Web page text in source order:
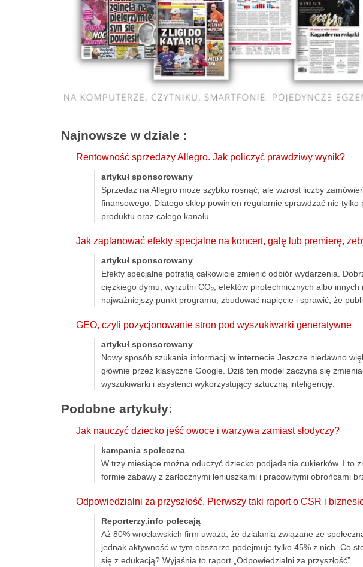
Najnowsze w dziale :
Rentowność sprzedaży Allegro. Jak policzyć prawdziwy wynik?
artykuł sponsorowany
Sprzedaż na Allegro może szybko rosnąć, ale wzrost liczby
finansowego. Dlatego sklep powinien regularnie sprawdzać nie
produktu oraz całego kanału.
Jak zaplanować efekty specjalne na koncert, galę lub premierę,
artykuł sponsorowany
Efekty specjalne potrafią całkowicie zmienić odbiór wydarzenia.
ciężkiego dymu, wyrzutni CO₂, efektów pirotechnicznych albo
najważniejszy punkt programu, zbudować napięcie i sprawić, że
GEO, czyli pozycjonowanie stron pod wyszukiwarki generatywne
artykuł sponsorowany
Nowy sposób szukania informacji w internecie Jeszcze niedawno
głównie przez klasyczne Google. Dziś ten model zaczyna się
wyszukiwarki i asystenci wykorzystujący sztuczną inteligencję.
Podobne artykuły:
Jak nauczyć dziecko jeść owoce i warzywa zamiast słodyczy?
kampania społeczna
W trzy miesiące można oduczyć dziecko podjadania cukierków. I to
formie zabawy z żarłocznymi leniuszkami i pracowitymi obrońcami
Odpowiedzialni za przyszłość. Pierwszy taki raport o CSR i
Reporterzy.info polecają
Aż 80% wrocławskich firm uważa, że działania związane ze
jednak aktywność w tym obszarze podejmuje tylko 45% z nich. Co
się z edukacją? Wyjaśnia to raport „Odpowiedzialni za przyszłość”.